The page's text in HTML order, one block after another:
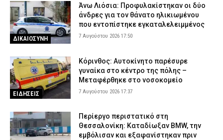
ΔΙΚΑΙΟΣΥΝΗ
Άνω Λιόσια: Προφυλακίστηκαν οι δύο
άνδρες για τον θάνατο ηλικιωμένου
που εντοπίστηκε εγκαταλελειμμένος
7 Αυγούστου 2026 17:50
ΕΙΔΗΣΕΙΣ
Κόρινθος: Αυτοκίνητο παρέσυρε
γυναίκα στο κέντρο της πόλης –
Μεταφέρθηκε στο νοσοκομείο
7 Αυγούστου 2026 17:37
Περίεργο περιστατικό στη
Θεσσαλονίκη: Καταδίωξαν BMW, την
εμβόλισαν και εξαφανίστηκαν πριν